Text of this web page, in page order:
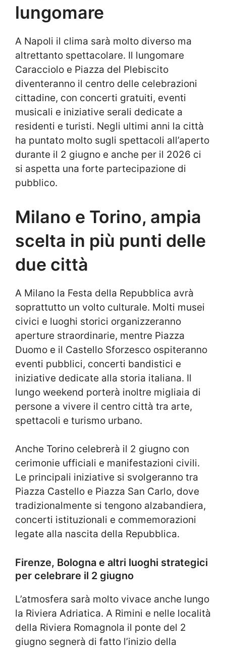
lungomare
A Napoli il clima sarà molto diverso ma
altrettanto spettacolare. Il lungomare
Caracciolo e Piazza del Plebiscito
diventeranno il centro delle celebrazioni
cittadine, con concerti gratuiti, eventi
musicali e iniziative serali dedicate a
residenti e turisti. Negli ultimi anni la città
ha puntato molto sugli spettacoli all’aperto
durante il 2 giugno e anche per il 2026 ci
si aspetta una forte partecipazione di
pubblico.
Milano e Torino, ampia
scelta in più punti delle
due città
A Milano la Festa della Repubblica avrà
soprattutto un volto culturale. Molti musei
civici e luoghi storici organizzeranno
aperture straordinarie, mentre Piazza
Duomo e il Castello Sforzesco ospiteranno
eventi pubblici, concerti bandistici e
iniziative dedicate alla storia italiana. Il
lungo weekend porterà inoltre migliaia di
persone a vivere il centro città tra arte,
spettacoli e turismo urbano.
Anche Torino celebrerà il 2 giugno con
cerimonie ufficiali e manifestazioni civili.
Le principali iniziative si svolgeranno tra
Piazza Castello e Piazza San Carlo, dove
tradizionalmente si tengono alzabandiera,
concerti istituzionali e commemorazioni
legate alla nascita della Repubblica.
Firenze, Bologna e altri luoghi strategici
per celebrare il 2 giugno
L’atmosfera sarà molto vivace anche lungo
la Riviera Adriatica. A Rimini e nelle località
della Riviera Romagnola il ponte del 2
giugno segnerà di fatto l’inizio della